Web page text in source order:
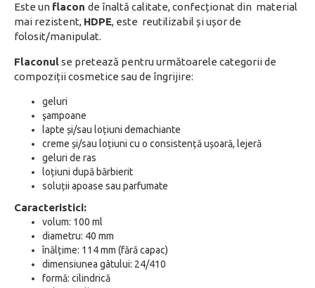
Este un flacon de înaltă calitate, confecționat din material
mai rezistent, HDPE, este reutilizabil și ușor de
folosit/manipulat.
Flaconulse pretează pentru următoarele categorii de
compoziții cosmetice sau de îngrijire:
geluri
şampoane
lapte și/sau loțiuni demachiante
creme și/sau loțiuni cu o consistență ușoară, lejeră
geluri de ras
loțiuni după bărbierit
soluții apoase sau parfumate
Caracteristici:
volum: 100 ml
diametru: 40 mm
înălțime: 114 mm (fără capac)
dimensiunea gâtului: 24/410
formă: cilindrică